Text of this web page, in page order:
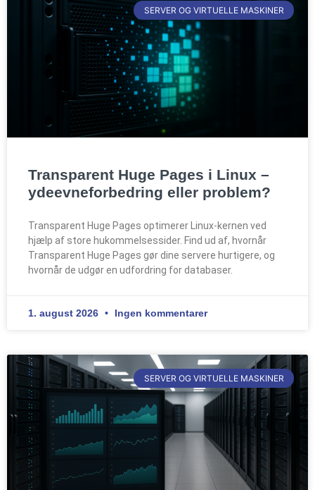
SERVER OG VIRTUELLE MASKINER
Transparent Huge Pages i Linux –
ydeevneforbedring eller problem?
Transparent Huge Pages optimerer Linux-kernen ved
hjælp af store hukommelsessider. Find ud af, hvornår
Transparent Huge Pages gør dine servere hurtigere, og
hvornår de udgør en udfordring for databaser.
1. august 2026 Ingen kommentarer
SERVER OG VIRTUELLE MASKINER